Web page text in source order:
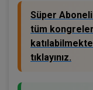
Süper
tüm
tıklayınız.